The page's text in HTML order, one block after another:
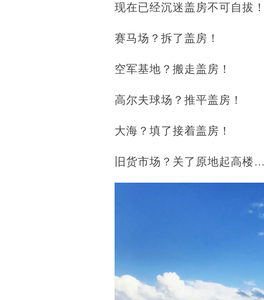
现在已经沉迷盖房不可自拔！
赛马场？拆了盖房！
空军基地？搬走盖房！
高尔夫球场？推平盖房！
大海？填了接着盖房！
旧货市场？关了原地起高楼…